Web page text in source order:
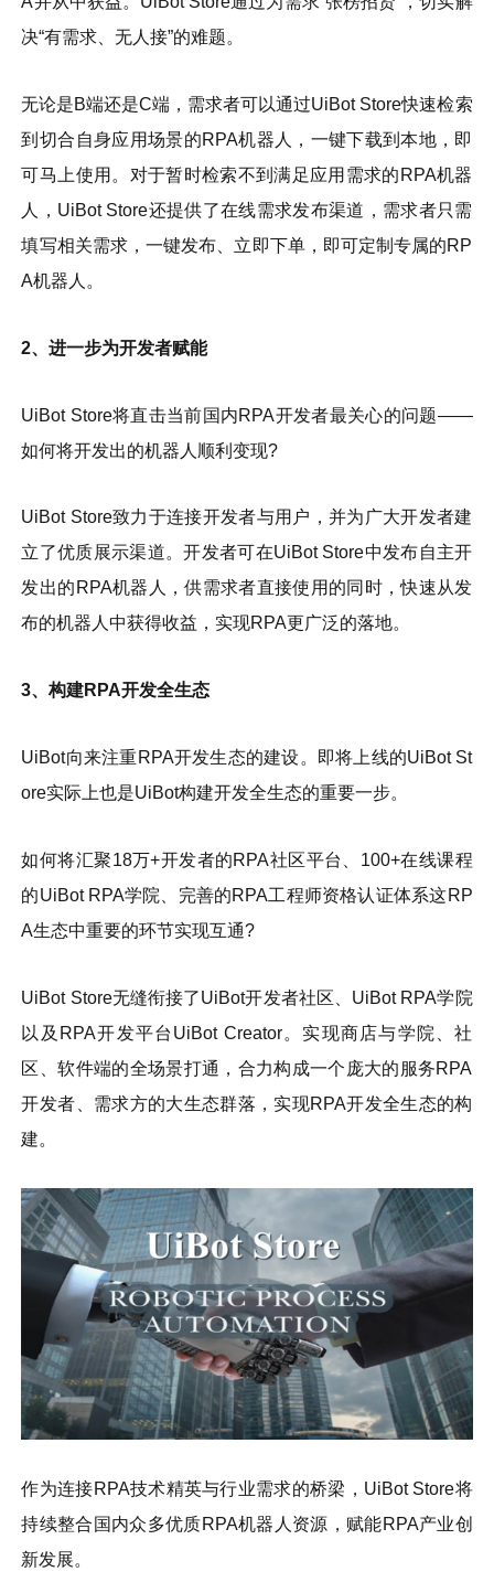
决“有需求、无人接”的难题。
无论是B端还是C端，需求者可以通过UiBot Store快速检索
到切合自身应用场景的RPA机器人，一键下载到本地，即
可马上使用。对于暂时检索不到满足应用需求的RPA机器
人，UiBot Store还提供了在线需求发布渠道，需求者只需
填写相关需求，一键发布、立即下单，即可定制专属的RP
A机器人。
2、进一步为开发者赋能
UiBot Store将直击当前国内RPA开发者最关心的问题——
如何将开发出的机器人顺利变现?
UiBot Store致力于连接开发者与用户，并为广大开发者建
立了优质展示渠道。开发者可在UiBot Store中发布自主开
发出的RPA机器人，供需求者直接使用的同时，快速从发
布的机器人中获得收益，实现RPA更广泛的落地。
3、构建RPA开发全生态
UiBot向来注重RPA开发生态的建设。即将上线的UiBot St
ore实际上也是UiBot构建开发全生态的重要一步。
如何将汇聚18万+开发者的RPA社区平台、100+在线课程
的UiBot RPA学院、完善的RPA工程师资格认证体系这RP
A生态中重要的环节实现互通?
UiBot Store无缝衔接了UiBot开发者社区、UiBot RPA学院
以及RPA开发平台UiBot Creator。实现商店与学院、社
区、软件端的全场景打通，合力构成一个庞大的服务RPA
开发者、需求方的大生态群落，实现RPA开发全生态的构
建。
作为连接RPA技术精英与行业需求的桥梁，UiBot Store将
持续整合国内众多优质RPA机器人资源，赋能RPA产业创
新发展。